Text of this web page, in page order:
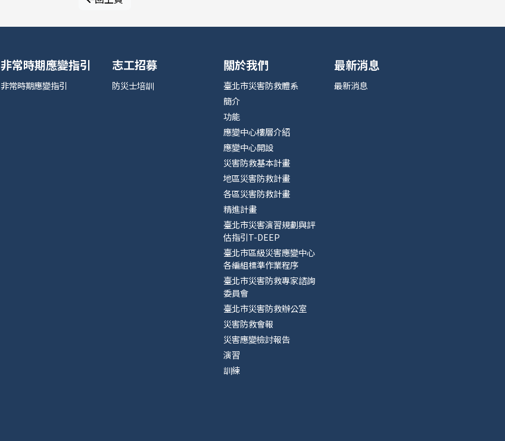
非常時期應變指引
非常時期應變指引
志工招募
防災士培訓
關於我們
臺北市災害防救體系
簡介
功能
應變中心樓層介紹
應變中心開設
災害防救基本計畫
地區災害防救計畫
各區災害防救計畫
精進計畫
臺北市災害演習規劃與評
估指引T-DEEP
臺北市區級災害應變中心
各編組標準作業程序
臺北市災害防救專家諮詢
委員會
臺北市災害防救辦公室
災害防救會報
災害應變檢討報告
演習
訓練
最新消息
最新消息